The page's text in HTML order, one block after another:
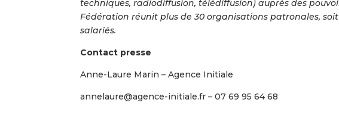
techniques, radiodiffusion, télédiffusion) auprès des
Fédération réunit plus de 30 organisations patronales,
salariés.
Contact presse
Anne-Laure Marin – Agence Initiale
annelaure@agence-initiale.fr – 07 69 95 64 68